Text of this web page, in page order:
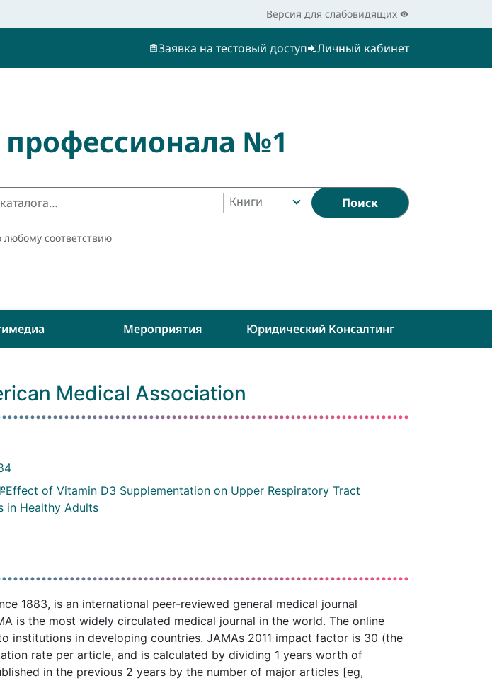
Версия для слабовидящих
Заявка на тестовый доступ Личный кабинет
№1
Книги Поиск
любому соответствию
Мероприятия Юридический Консалтинг
Medical Association
of Vitamin D3 Supplementation on Upper Respiratory Tract
in Healthy Adults
1883, is an international peer-reviewed general medical journal
is the most widely circulated medical journal in the world. The online
institutions in developing countries. JAMAs 2011 impact factor is 30 (the
rate per article, and is calculated by dividing 1 years worth of
in the previous 2 years by the number of major articles [eg,